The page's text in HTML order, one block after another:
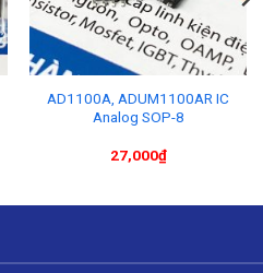
AD1100A, ADUM1100AR IC
Analog SOP-8
27,000₫